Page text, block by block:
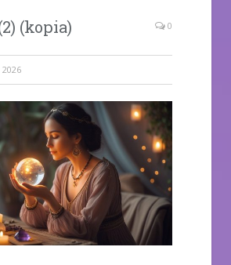
(kopia) 0
2026